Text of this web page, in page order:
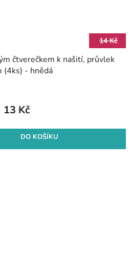
14 Kč
čtverečkem k našití, průvlek
(4ks) - hnědá
13 Kč
DO KOŠÍKU